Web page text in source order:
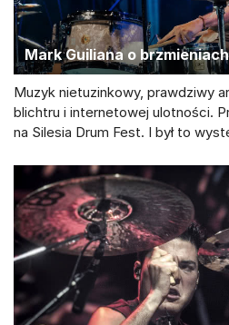
Mark Guiliana o
Muzyk nietuzinkowy, prawdziwy
blichtru i internetowej ulotności.
na Silesia Drum Fest. I był to